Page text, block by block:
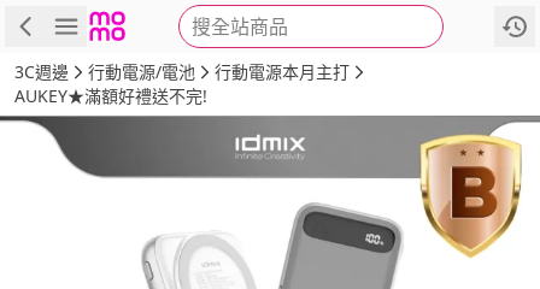
搜全站商品
商品 評價 詳情
3C週邊 行動電源/電池
行動電源本月主打
AUKEY★滿額好禮送不完!